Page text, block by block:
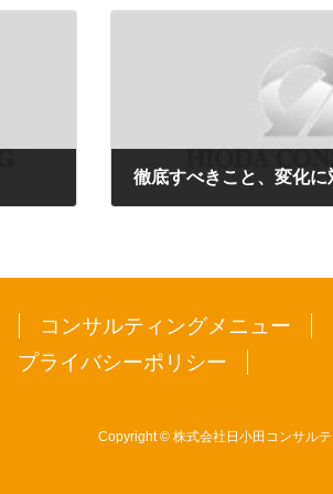
徹底すべきこと、変化に
コンサルティングメニュー
プライバシーポリシー
Copyright © 株式会社日小田コンサル